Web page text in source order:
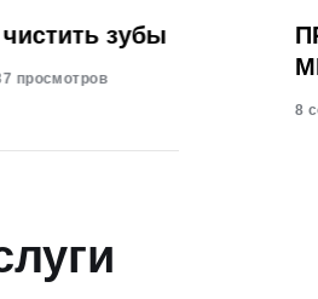
зубы
просмотров
8